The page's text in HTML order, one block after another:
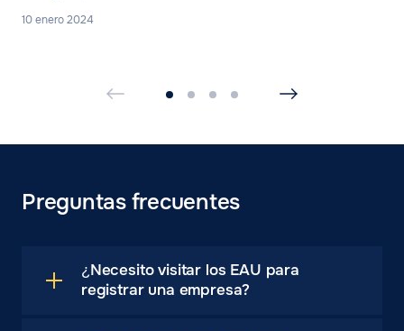
10 enero 2024
Preguntas frecuentes
¿Necesito visitar los EAU para
registrar una empresa?